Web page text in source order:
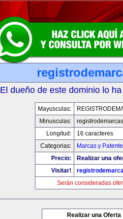
El dueño de este dominio lo
Mayusculas:
Minusculas:
Longitud:
16 caracteres
Categorias:
Marcas y
Precio:
Realizar una
Visitar!
Serán consideradas
Realizar una Oferta